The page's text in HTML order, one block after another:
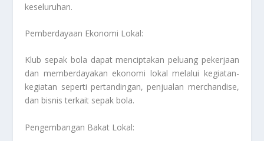
keseluruhan.
Pemberdayaan Ekonomi Lokal:
Klub sepak bola dapat menciptakan peluang pekerjaan
dan memberdayakan ekonomi lokal melalui kegiatan-
kegiatan seperti pertandingan, penjualan merchandise,
dan bisnis terkait sepak bola.
Pengembangan Bakat Lokal: